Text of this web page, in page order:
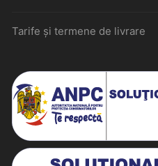
Tarife și termene de livrare